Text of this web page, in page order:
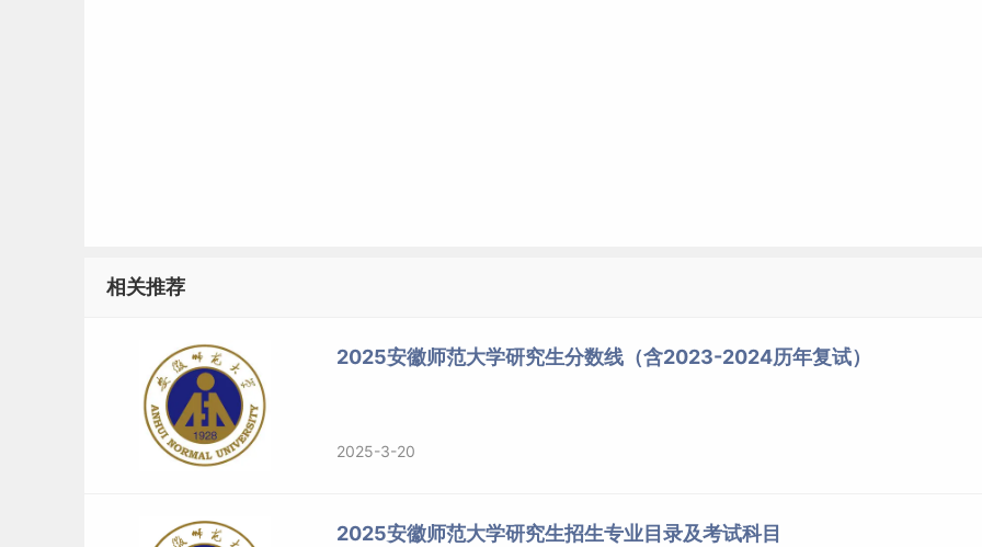
相关推荐
2025安徽师范大学研究生分数线（含2023-2024历年复试）
2025-3-20
2025安徽师范大学研究生招生专业目录及考试科目